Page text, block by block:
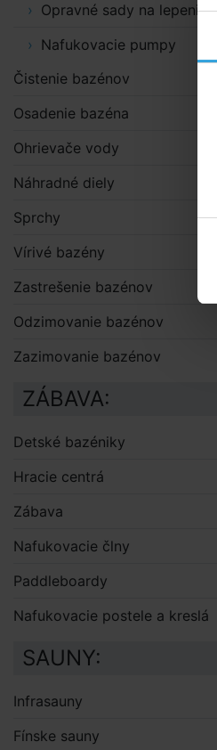
Opravné sady na lepenie
Nafukovacie pumpy
Čistenie bazénov
Osadenie bazéna
Ohrievače vody
Náhradné diely
Sprchy
Vírivé bazény
Zastrešenie bazénov
Odzimovanie bazénov
Zazimovanie bazénov
ZÁBAVA:
Detské bazéniky
Hracie centrá
Zábava
Nafukovacie člny
Paddleboardy
Nafukovacie postele a kreslá
SAUNY:
Infrasauny
Fínske sauny